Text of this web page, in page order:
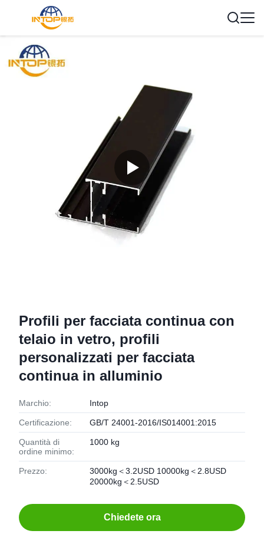
Profili per facciata continua con
telaio in vetro, profili
personalizzati per facciata
continua in alluminio
Marchio: Intop
Certificazione: GB/T 24001-2016/IS014001:2015
Quantità di
ordine minimo:
1000 kg
Prezzo:
3000kg＜3.2USD 10000kg＜2.8USD
20000kg＜2.5USD
Chiedete ora